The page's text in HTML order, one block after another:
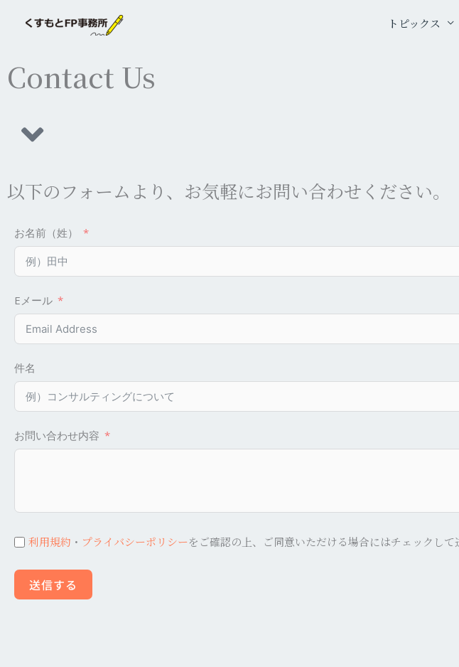
キ
トピックス
Contact Us
以下のフォームより、お気軽にお問い合わせください。
お名前（姓）
Eメール
件名
お問い合わせ内容
利用規約 ・ プライバシーポリシーをご確認の上、ご同意いただける場合にはチェックして
送信する